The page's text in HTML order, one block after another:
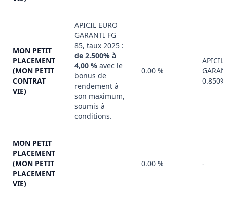
MON PETIT
PLACEMENT
(MON PETIT
CONTRAT
VIE)
APICIL EURO
GARANTI FG
85, taux 2025 :
de 2.500% à
4,00 % avec le
bonus de
rendement à
son maximum,
soumis à
conditions.
0.00 %
APICIL
0.850%
MON PETIT
PLACEMENT
(MON PETIT
PLACEMENT
VIE)
0.00 % -